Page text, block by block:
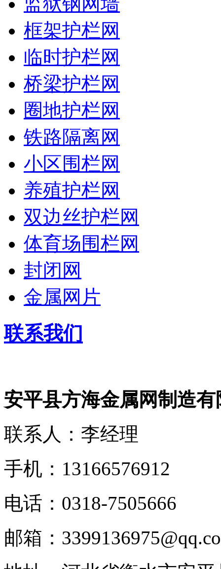
框架护栏网
临时护栏网
桥梁护栏网
圈地护栏网
铁路隔离网
小区围栏网
养殖护栏网
双边丝护栏网
体育场围栏网
封闭网
金属网片
联系我们
安平县方海金属网制造有
联系人：李经理
手机：13166576912
电话：0318-7505666
邮箱：